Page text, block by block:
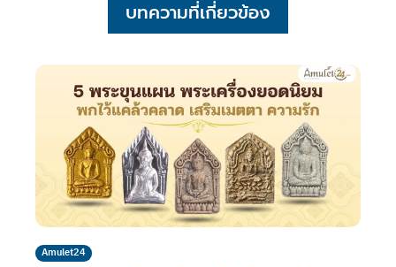
บทความที่เกี่ยวข้อง
Amulet24